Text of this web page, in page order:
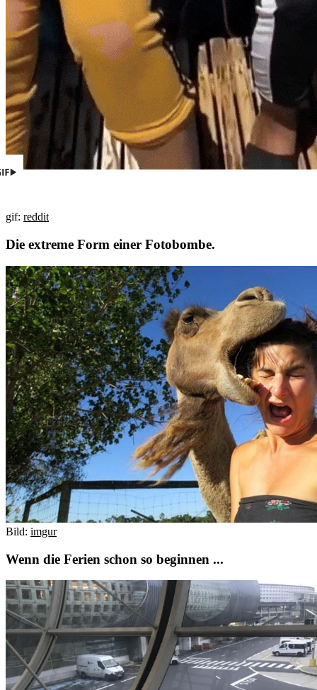
gif: reddit
Die extreme Form einer Fotobombe.
Bild: imgur
Wenn die Ferien schon so beginnen ...